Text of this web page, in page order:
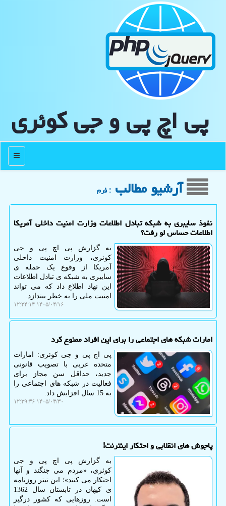
پی اچ پی و جی كوئری
منو
آرشیو مطالب : فرم
نفوذ سایبری به شبکه تبادل اطلاعات وزارت امنیت داخلی آمریکا
اطلاعات حساس لو رفت؟
به گزارش پی اچ پی و جی
کوئری، وزارت امنیت داخلی
آمریکا از وقوع یک حمله ی
سایبری به شبکه ی تبادل اطلاعات
این نهاد اطلاع داد که می تواند
امنیت ملی را به خطر بیندازد.
۱۴۰۵/۰۴/۱۶ ۱۲:۲۴:۱۴
امارات شبکه های اجتماعی را برای این افراد ممنوع کرد
پی اچ پی و جی کوئری: امارات
متحده عربی با تصویب قانونی
جدید، حداقل سن مجاز برای
فعالیت در شبکه های اجتماعی را
به 15 سال افزایش داد.
۱۴۰۵/۰۳/۳۰ ۱۲:۳۹:۳۶
پاجوش های انقلابی و احتکار اینترنت!
به گزارش پی اچ پی و جی
کوئری، «مردم می جنگند و آنها
احتکار می کنند»؛ این تیتر روزنامه
ی کیهان در تابستان سال 1362
است. روزهایی که کشور درگیر